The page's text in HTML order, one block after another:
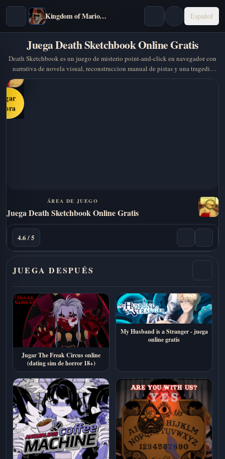
Kingdom of Marionettes Español
Juega Death Sketchbook Online Gratis
Death Sketchbook es un juego de misterio point-and-click en navegador con
narrativa de novela visual, reconstruccion manual de pistas y una tragedia
familiar que debes recomponer pieza por pieza.
ÁREA DE JUEGO
Juega Death Sketchbook Online Gratis
4.6 / 5
JUEGA DESPUÉS
Jugar The Freak Circus online
(dating sim de horror 18+)
My Husband is a Stranger - juega
online gratis